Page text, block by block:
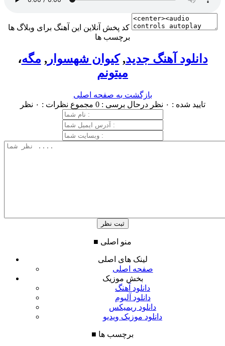
کد پخش آنلاین این آهنگ برای وبلاگ ها
برچسب ها
، دانلود آهنگ جدید,کیوان شهسوار , مگه
میتونم
بازگشت به صفحه اصلی
تایید شده : ۰ نظر
درحال برسی : 0 مجموع نظرات : ۰ نظر
■ منو اصلی
لینک های اصلی
صفحه اصلی
بخش موزیک
دانلود آهنگ
دانلود آلبوم
دانلود ریمیکس
دانلود موزیک ویدیو
■ برچسب ها